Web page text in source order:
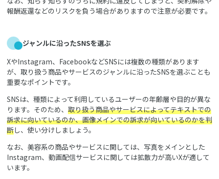
報酬返還などのリスクを負う場合がありますので注意が必要です。
ジャンルに沿ったSNSを選ぶ
XやInstagram、FacebookなどSNSには複数の種類があります
が、取り扱う商品やサービスのジャンルに沿ったSNSを選ぶことも
重要なポイントです。
SNSは、種類によって利用しているユーザーの年齢層や目的が異な
ります。そのため、 取り扱う商品やサービスによってテキストでの
訴求に向いているのか、画像メインでの訴求が向いているのかを判
断し、使い分けしましょう。
なお、美容系の商品やサービスに関しては、写真をメインとした
Instagram、動画配信サービスに関しては拡散力が高いXが適して
います。